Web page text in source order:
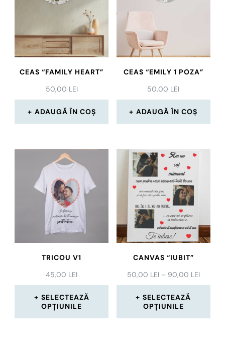
CEAS “FAMILY HEART”
50,00 LEI
ADAUGĂ ÎN COȘ
CEAS “EMILY 1 POZA”
50,00 LEI
ADAUGĂ ÎN COȘ
TRICOU V1
45,00 LEI
SELECTEAZĂ
OPȚIUNILE
CANVAS “IUBIT”
50,00 LEI – 90,00 LEI
DE
PÂNĂ
SELECTEAZĂ
OPȚIUNILE